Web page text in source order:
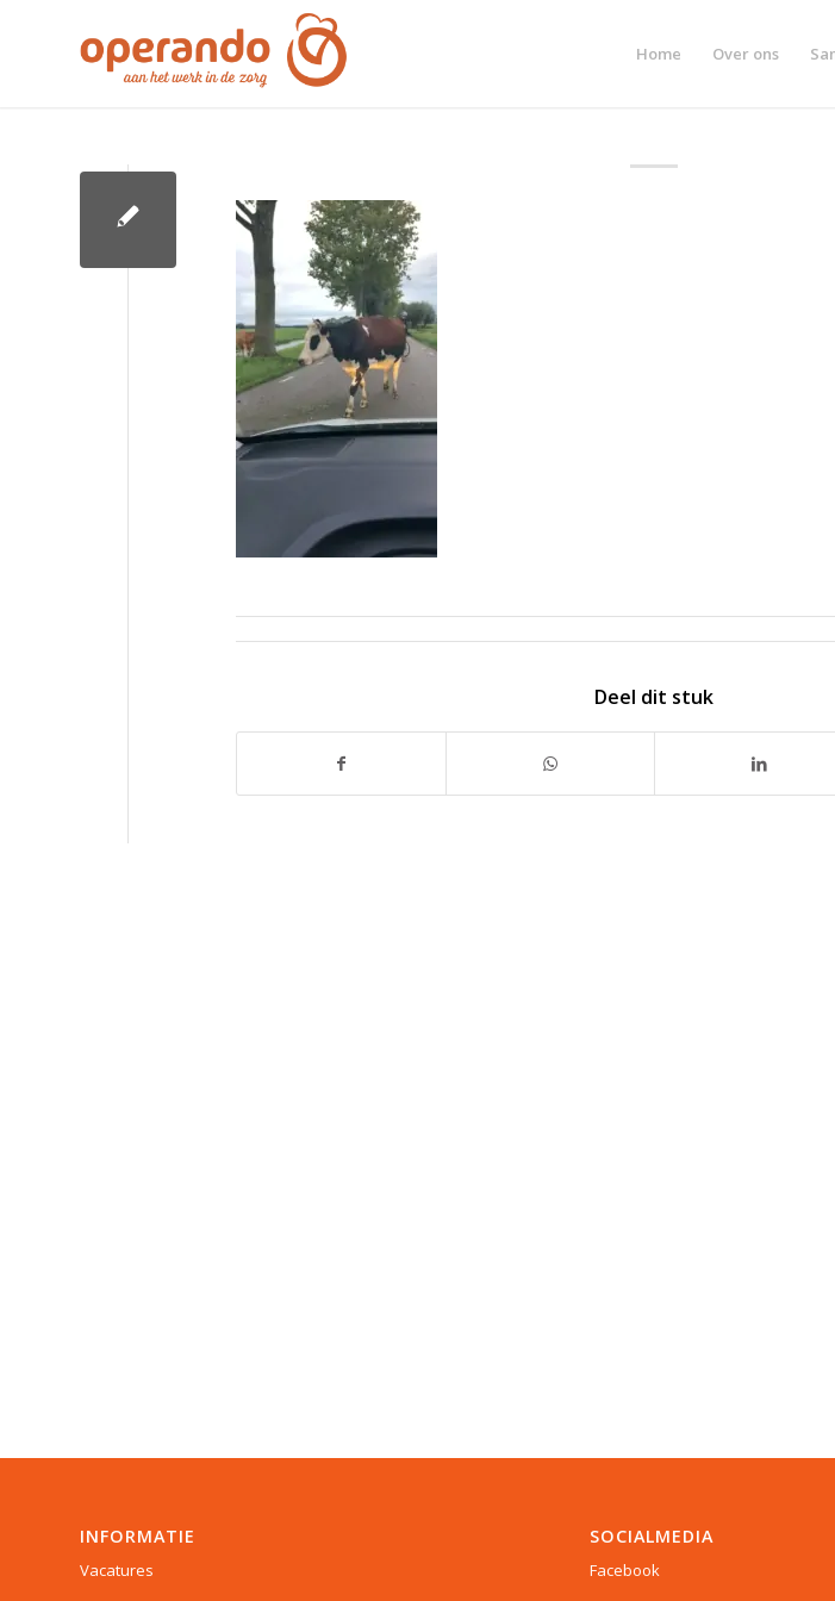
Home Over ons
Deel dit stuk
INFORMATIE
Vacatures
SOCIALMEDIA
Facebook